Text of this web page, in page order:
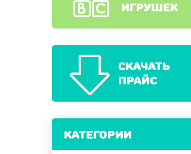
ИГРУШЕК
СКАЧАТЬ
ПРАЙС
КАТЕГОРИИ